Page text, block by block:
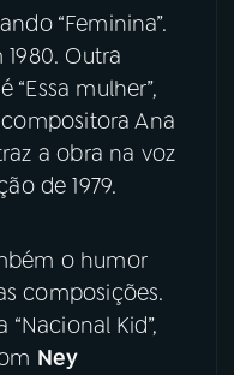
“Feminina”.
Outra
mulher”,
Ana
a obra na voz
de 1979.
o humor
composições.
Kid”,
Ney